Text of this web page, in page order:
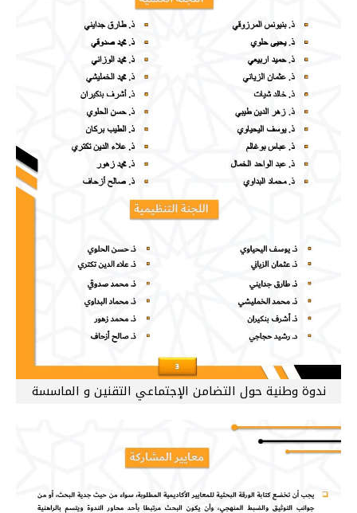
ندوة وطنية حول التضامن الإجتماعي التقنين و الماسسة